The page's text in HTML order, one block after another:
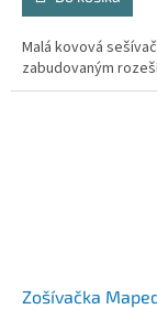
Malá kovová
zabudovaným
Zošívačka